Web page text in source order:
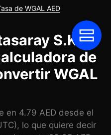
de WGAL AED
S.K.
de
WGAL
en 4.79 AED desde el
lo que quiere decir